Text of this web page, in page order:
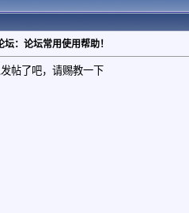
：论坛常用使用帮助！
帖了吧，请赐教一下